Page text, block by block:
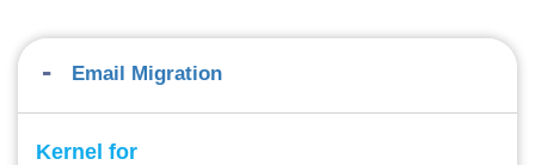
Email Migration
Kernel for